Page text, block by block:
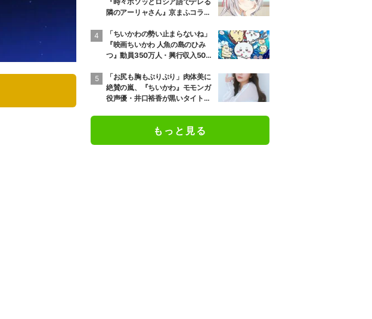
隣のアーリャさん』京まふコラボ
「ちいかわの勢い止まらないね」
『映画ちいかわ 人魚の島のひみ
つ』動員350万人・興行収入50億
「お尻も胸もぷりぷり」肉体美に
絶賛の嵐、『ちいかわ』モモンガ
役声優・井口裕香が黒いタイトウ
もっと見る